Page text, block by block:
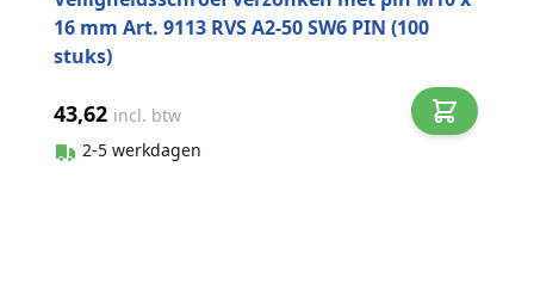
16 mm Art. 9113 RVS A2-50 SW6 PIN (100
stuks)
43,62 incl. btw
2-5 werkdagen